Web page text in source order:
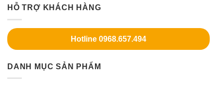
HỖ TRỢ KHÁCH HÀNG
Hotline 0968.657.494
DANH MỤC SẢN PHẨM